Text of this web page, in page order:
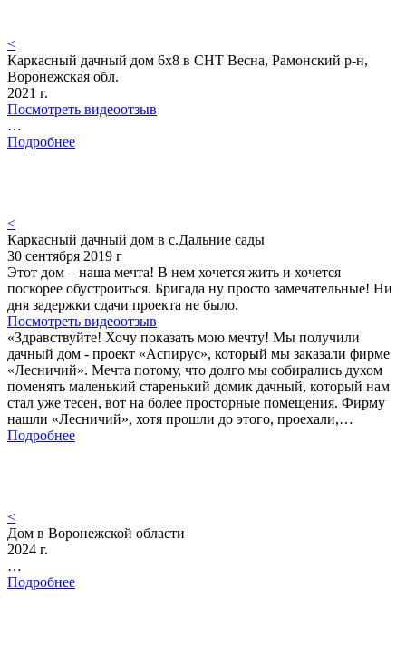
<
Каркасный дачный дом 6х8 в СНТ Весна, Рамонский р-н,
Воронежская обл.
2021 г.
Посмотреть видеоотзыв
…
Подробнее
<
Каркасный дачный дом в с.Дальние сады
30 сентября 2019 г
Этот дом – наша мечта! В нем хочется жить и хочется
поскорее обустроиться. Бригада ну просто замечательные! Ни
дня задержки сдачи проекта не было.
Посмотреть видеоотзыв
«Здравствуйте! Хочу показать мою мечту! Мы получили
дачный дом - проект «Аспирус», который мы заказали фирме
«Лесничий». Мечта потому, что долго мы собирались духом
поменять маленький старенький домик дачный, который нам
стал уже тесен, вот на более просторные помещения. Фирму
нашли «Лесничий», хотя прошли до этого, проехали,…
Подробнее
<
Дом в Воронежской области
2024 г.
…
Подробнее